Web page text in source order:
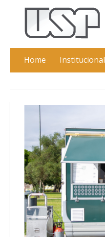
Home Institucional